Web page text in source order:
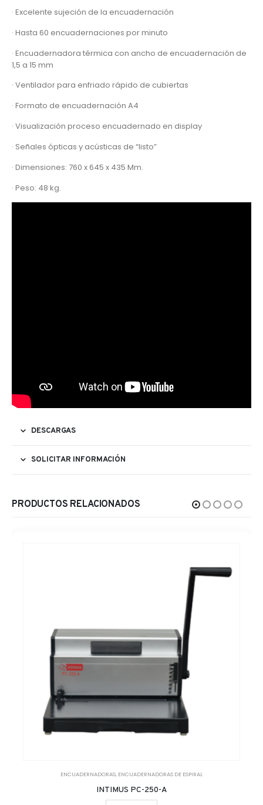
· Excelente sujeción de la encuadernación
· Hasta 60 encuadernaciones por minuto
· Encuadernadora térmica con ancho de encuadernación de
1,5 a 15 mm
· Ventilador para enfriado rápido de cubiertas
· Formato de encuadernación A4
· Visualización proceso encuadernado en display
· Señales ópticas y acústicas de “listo”
· Dimensiones: 760 x 645 x 435 Mm.
· Peso: 48 kg.
DESCARGAS
SOLICITAR INFORMACIÓN
PRODUCTOS RELACIONADOS
ENCUADERNADORAS, ENCUADERNADORAS DE ESPIRAL
INTIMUS PC-250-A